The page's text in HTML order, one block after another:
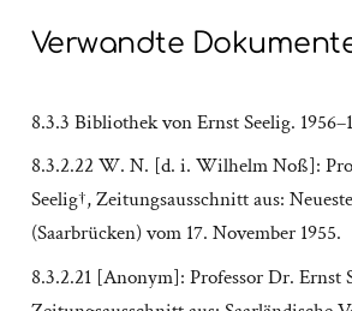
Verwandte
8.3.3 Bibliothek von Ernst Seelig.
8.3.2.22 W. N. [d. i. Wilhelm Noß]:
Seelig†, Zeitungsausschnitt aus:
(Saarbrücken) vom 17. November 1955.
8.3.2.21 [Anonym]: Professor Dr. Ernst